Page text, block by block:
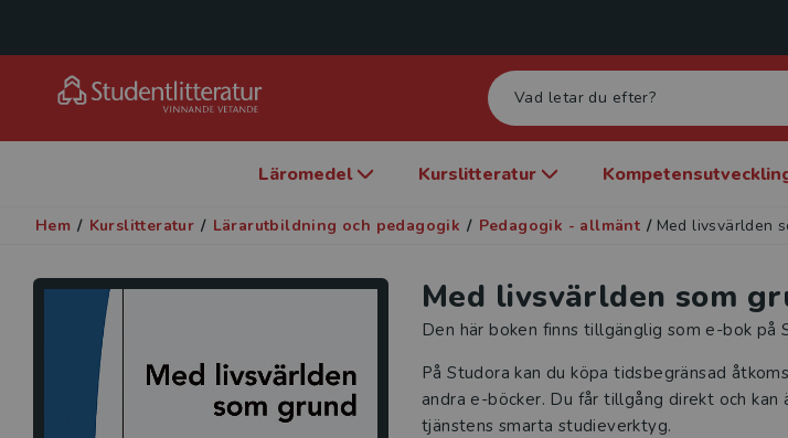
Läromedel Kurslitteratur
Hem / Kurslitteratur / Lärarutbildning och pedagogik / Pedagogik - allmänt / Med livsvärlden
Med livsvärlden som
Den här boken finns tillgänglig som e-bok på
På Studora kan du köpa tidsbegränsad
andra e-böcker. Du får tillgång direkt och kan
tjänstens smarta studieverktyg.